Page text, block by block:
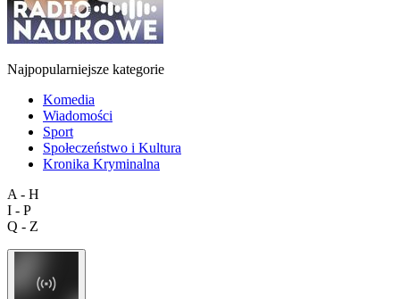
Najpopularniejsze kategorie
Komedia
Wiadomości
Sport
Społeczeństwo i Kultura
Kronika Kryminalna
A - H
I - P
Q - Z